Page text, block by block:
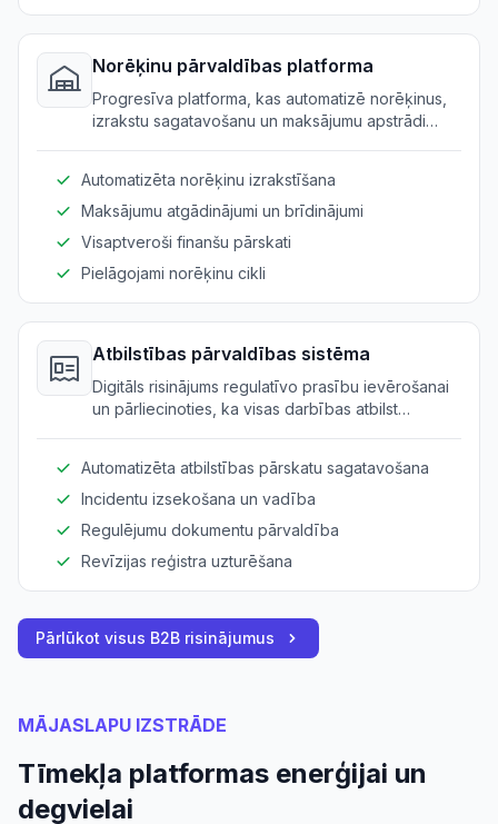
Norēķinu pārvaldības platforma
Progresīva platforma, kas automatizē norēķinus,
izrakstu sagatavošanu un maksājumu apstrādi
Automatizēta norēķinu izrakstīšana
Maksājumu atgādinājumi un brīdinājumi
Visaptveroši finanšu pārskati
Pielāgojami norēķinu cikli
Atbilstības pārvaldības sistēma
Digitāls risinājums regulatīvo prasību ievērošanai
un pārliecinoties, ka visas darbības atbilst
Automatizēta atbilstības pārskatu sagatavošana
Incidentu izsekošana un vadība
Regulējumu dokumentu pārvaldība
Revīzijas reģistra uzturēšana
Pārlūkot visus B2B risinājumus
MĀJASLAPU IZSTRĀDE
Tīmekļa platformas enerģijai un
degvielai